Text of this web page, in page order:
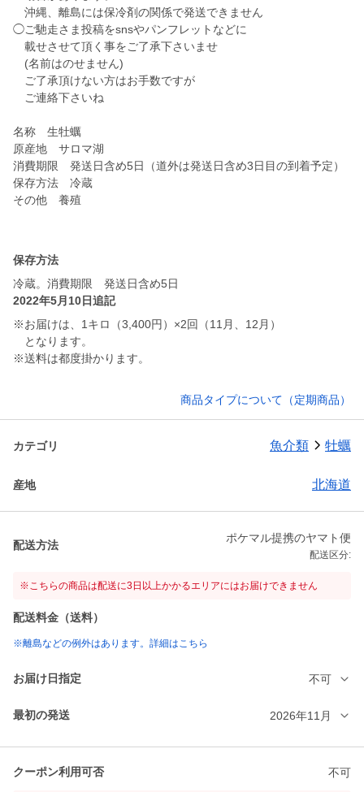
沖縄、離島には保冷剤の関係で発送できません
◯ご馳走さま投稿をsnsやパンフレットなどに
載せさせて頂く事をご了承下さいませ
(名前はのせません)
ご了承頂けない方はお手数ですが
ご連絡下さいね
名称 生牡蠣
原産地 サロマ湖
消費期限 発送日含め5日（道外は発送日含め3日目の到着予定）
保存方法 冷蔵
その他 養殖
保存方法
冷蔵。消費期限 発送日含め5日
2022年5月10日追記
※お届けは、1キロ（3,400円）×2回（11月、12月）
となります。
※送料は都度掛かります。
商品タイプについて（定期商品）
カテゴリ 魚介類 牡蠣
産地 北海道
配送方法
ポケマル提携のヤマト便
配送区分:
※こちらの商品は配送に3日以上かかるエリアにはお届けできません
配送料金（送料）
※離島などの例外はあります。詳細はこちら
お届け日指定 不可
最初の発送 2026年11月
クーポン利用可否 不可